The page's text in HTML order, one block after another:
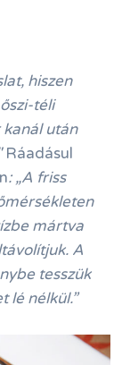
hiszen
téli
után
Ráadásul
: „A friss
mártva
A
tesszük
lé nélkül.”